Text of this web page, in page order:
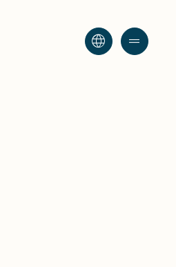
language drag_handle